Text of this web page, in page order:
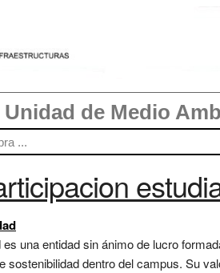
Unidad de Medio
una entidad sin ánimo de lucro
sostenibilidad dentro del campus. Su